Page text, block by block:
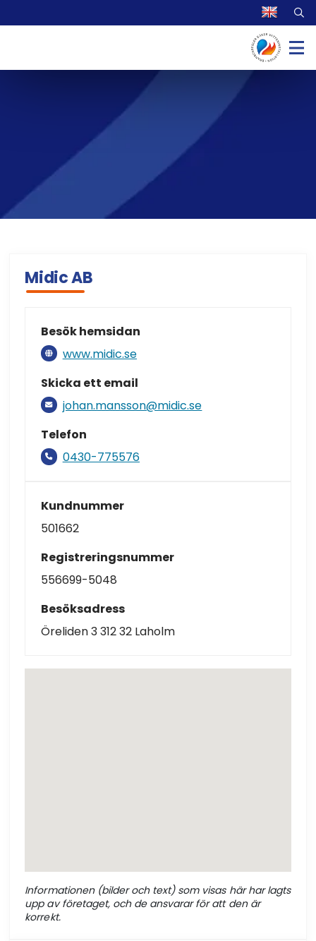
Midic AB
Besök hemsidan
www.midic.se
Skicka ett email
johan.mansson@midic.se
Telefon
0430-775576
Kundnummer
501662
Registreringsnummer
556699-5048
Besöksadress
Öreliden 3 312 32 Laholm
Informationen (bilder och text) som visas här har lagts
upp av företaget, och de ansvarar för att den är
korrekt.